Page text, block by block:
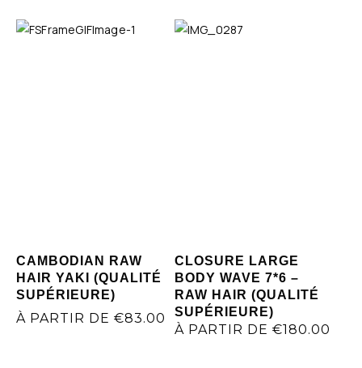
CAMBODIAN RAW
HAIR YAKI (QUALITÉ
SUPÉRIEURE)
À PARTIR DE €83.00
CLOSURE LARGE
BODY WAVE 7*6 –
RAW HAIR (QUALITÉ
SUPÉRIEURE)
À PARTIR DE €180.00